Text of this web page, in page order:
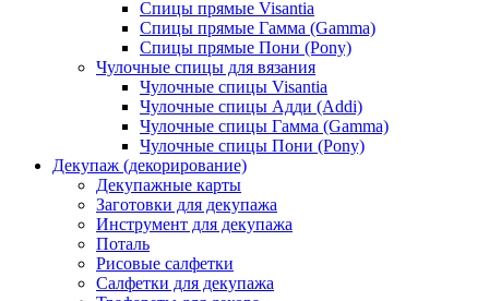
Спицы прямые Visantia
Спицы прямые Гамма (Gamma)
Спицы прямые Пони (Pony)
Чулочные спицы для вязания
Чулочные спицы Visantia
Чулочные спицы Адди (Addi)
Чулочные спицы Гамма (Gamma)
Чулочные спицы Пони (Pony)
Декупаж (декорирование)
Декупажные карты
Заготовки для декупажа
Инструмент для декупажа
Поталь
Рисовые салфетки
Салфетки для декупажа